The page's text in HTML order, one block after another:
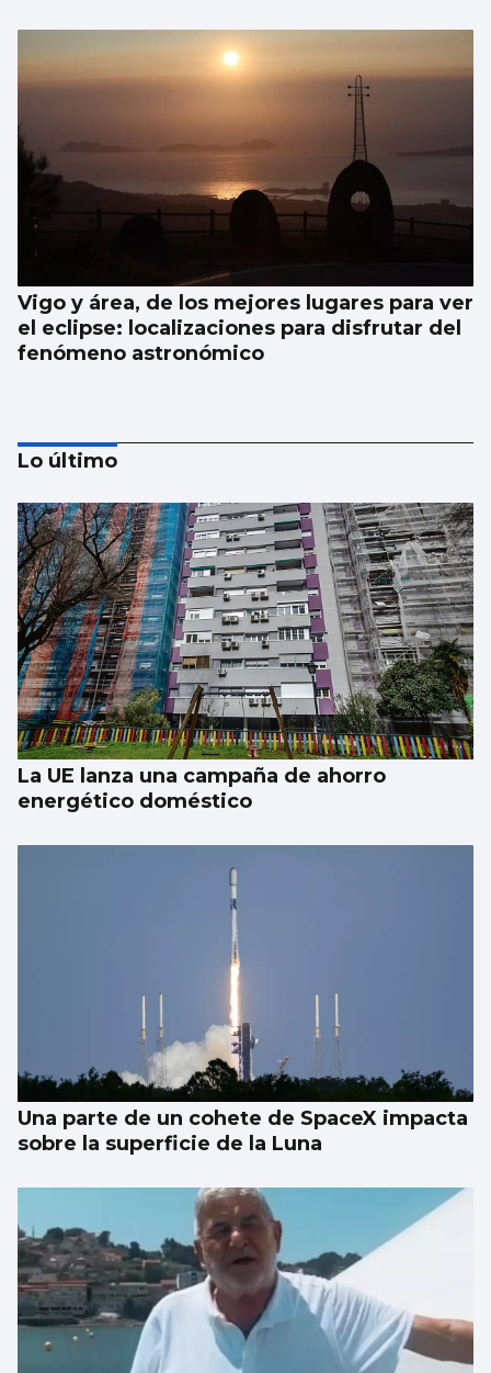
Vigo y área, de los mejores lugares para ver
el eclipse: localizaciones para disfrutar del
fenómeno astronómico
La meteorología será benévola para
observar el eclipse del 12 de agosto
Lo último
La UE lanza una campaña de ahorro
energético doméstico
Una parte de un cohete de SpaceX impacta
sobre la superficie de la Luna